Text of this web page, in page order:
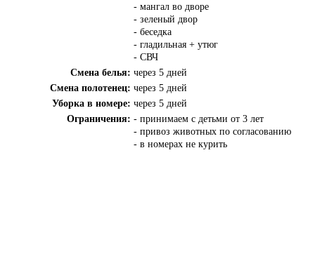
- мангал во дворе
- зеленый двор
- беседка
- гладильная + утюг
- СВЧ
Смена белья: через 5 дней
Смена полотенец: через 5 дней
Уборка в номере: через 5 дней
Ограничения: - принимаем с детьми от 3 лет
- привоз животных по согласованию
- в номерах не курить